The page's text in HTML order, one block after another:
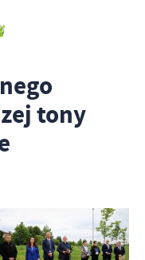
tony